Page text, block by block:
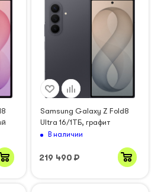
Samsung Galaxy Z Fold8
Ultra 16/1ТБ, графит
В наличии
219 490 ₽